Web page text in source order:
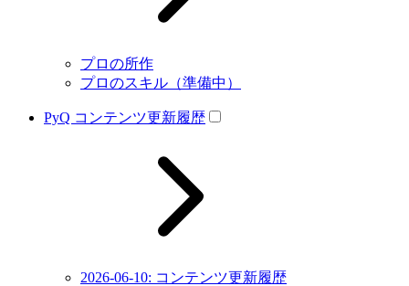
プロの所作
プロのスキル（準備中）
PyQ コンテンツ更新履歴
2026-06-10: コンテンツ更新履歴